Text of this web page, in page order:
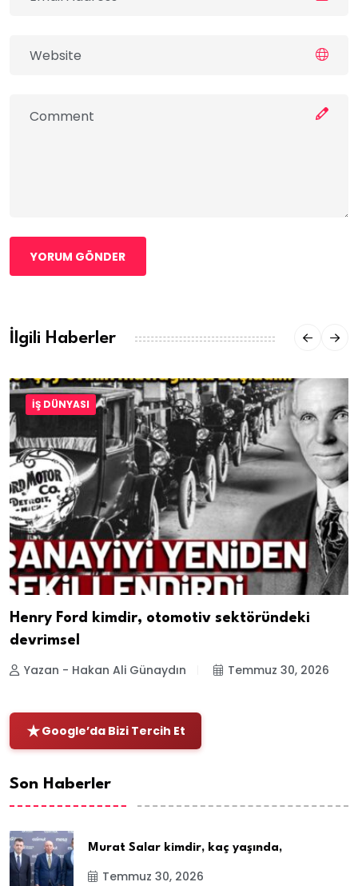
YORUM GÖNDER
İlgili Haberler
İŞ DÜNYASI
Henry Ford kimdir, otomotiv sektöründeki
devrimsel
Yazan - Hakan Ali Günaydın Temmuz 30, 2026
Google’da Bizi Tercih Et
Son Haberler
Murat Salar kimdir, kaç yaşında,
Temmuz 30, 2026